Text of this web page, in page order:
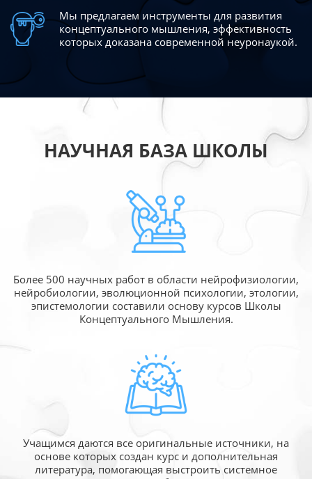
Мы предлагаем инструменты для развития
концептуального мышления, эффективность
которых доказана современной неуронаукой.
НАУЧНАЯ БАЗА ШКОЛЫ
Более 500 научных работ в области нейрофизиологии,
нейробиологии, эволюционной психологии, этологии,
эпистемологии составили основу курсов Школы
Концептуального Мышления.
Учащимся даются все оригинальные источники, на
основе которых создан курс и дополнительная
литература, помогающая выстроить системное